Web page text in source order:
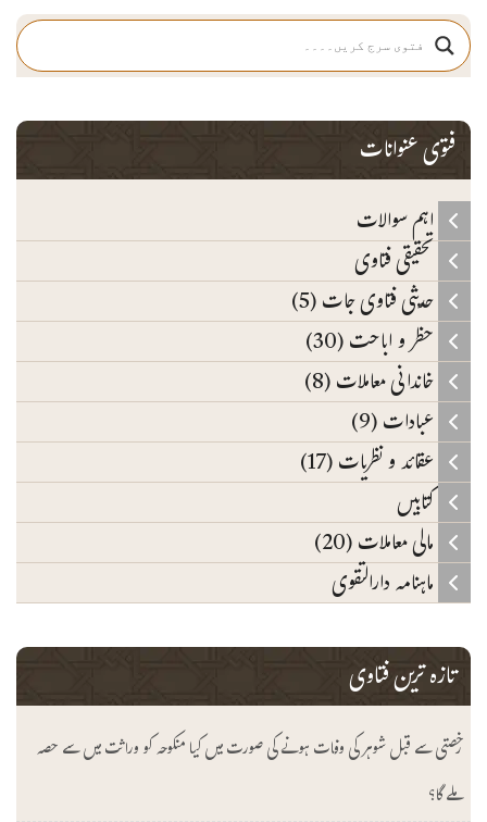
فتوی عنوانات
اہم سوالات
تحقیقی فتاوی
حدیثی فتاوی جات (5)
حظر و اباحت (30)
خاندانی معاملات (8)
عبادات (9)
عقائد و نظریات (17)
کتابیں
مالی معاملات (20)
ماہنامہ دارالتقوی
تازہ ترین فتاوی
رخصتی سے قبل شوہر کی وفات ہونے کی صورت میں کیا منکوحہ کو وراثت میں سے حصہ
ملے گا؟